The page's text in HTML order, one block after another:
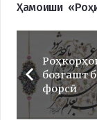
Ҳамоиши
бозгашт
форсӣ